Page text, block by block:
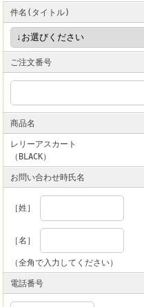
件名(タイトル)
ご注文番号
商品名
レリーアスカート
（BLACK）
お問い合わせ時氏名
［姓］
［名］
（全角で入力してください）
電話番号